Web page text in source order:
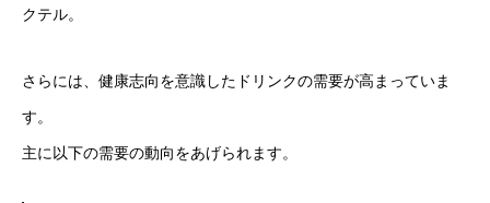
クテル。
さらには、健康志向を意識したドリンクの需要が高まっていま
す。
主に以下の需要の動向をあげられます。